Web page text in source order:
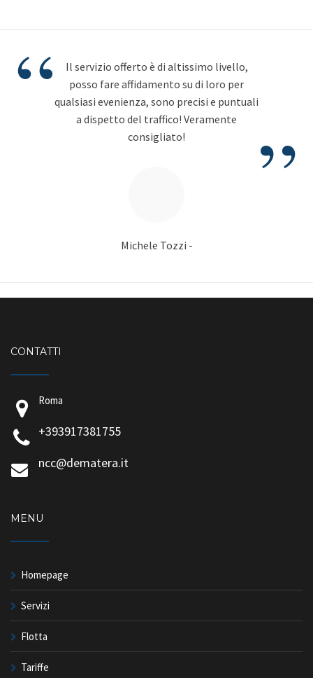
“
Il servizio offerto è di altissimo livello,
posso fare affidamento su di loro per
qualsiasi evenienza, sono precisi e puntuali
a dispetto del traffico! Veramente
consigliato!
”
Michele Tozzi -
CONTATTI
Roma
+393917381755
ncc@dematera.it
MENU
Homepage
Servizi
Flotta
Tariffe